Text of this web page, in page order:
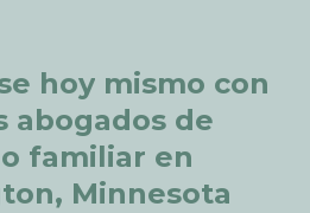
hoy mismo con
abogados de
familiar en
Minnesota